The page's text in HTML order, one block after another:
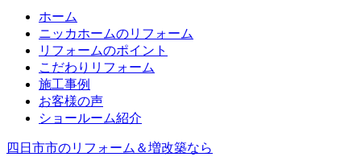
ホーム
ニッカホームのリフォーム
リフォームのポイント
こだわりリフォーム
施工事例
お客様の声
ショールーム紹介
四日市市のリフォーム＆増改築なら